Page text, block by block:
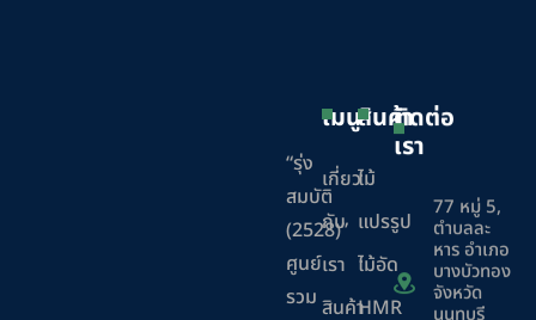
“รุ่ง
สมบัติ
(2528)”
ศูนย์
รวม
เมนู
เกี่ยว
กับ
เรา
สินค้า
สินค้า
ไม้
แปรรูป
ไม้อัด
HMR
ติดต่อ
เรา
77 หมู่ 5,
ตำบลละ
หาร อำเภอ
บางบัวทอง
จังหวัด